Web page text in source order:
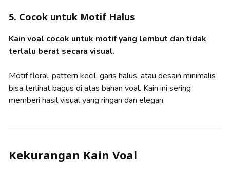
5. Cocok untuk Motif Halus
Kain voal cocok untuk motif yang lembut dan tidak
terlalu berat secara visual.
Motif floral, pattern kecil, garis halus, atau desain minimalis
bisa terlihat bagus di atas bahan voal. Kain ini sering
memberi hasil visual yang ringan dan elegan.
Kekurangan Kain Voal